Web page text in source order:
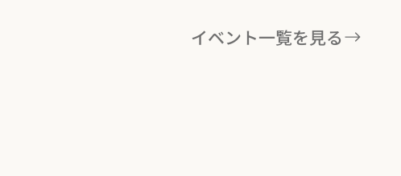
イベント一覧を見る